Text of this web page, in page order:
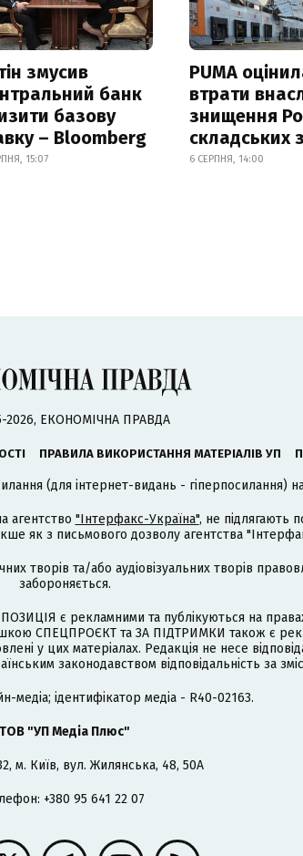
змусив
банк
базову
– Bloomberg
15:07
PUMA
втрати
знищення
складських
6 СЕРПНЯ, 14:00
2026, ЕКОНОМІЧНА ПРАВДА
ПРАВИЛА ВИКОРИСТАННЯ МАТЕРІАЛІВ УП
(для інтернет-видань - гіперпосилання)
агентство "Інтерфакс-Україна", не підлягають
як з письмового дозволу агентства
творів та/або аудіовізуальних творів
забороняється.
є рекламними та публікуються на
СПЕЦПРОЄКТ та ЗА ПІДТРИМКИ також є
у цих матеріалах. Редакція не несе
законодавством відповідальність за
медіа; ідентифікатор медіа - R40-02163.
ТОВ "УП Медіа Плюс"
м. Київ, вул. Жилянська, 48, 50А
+380 95 641 22 07